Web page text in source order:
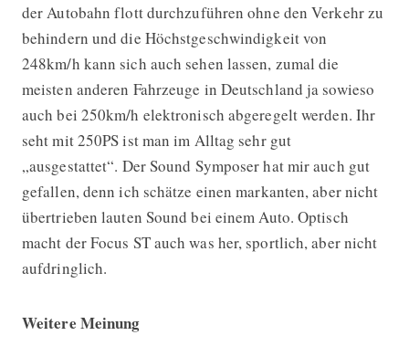
der Autobahn flott durchzuführen ohne den Verkehr zu
behindern und die Höchstgeschwindigkeit von
248km/h kann sich auch sehen lassen, zumal die
meisten anderen Fahrzeuge in Deutschland ja sowieso
auch bei 250km/h elektronisch abgeregelt werden. Ihr
seht mit 250PS ist man im Alltag sehr gut
„ausgestattet“. Der Sound Symposer hat mir auch gut
gefallen, denn ich schätze einen markanten, aber nicht
übertrieben lauten Sound bei einem Auto. Optisch
macht der Focus ST auch was her, sportlich, aber nicht
aufdringlich.
Weitere Meinung